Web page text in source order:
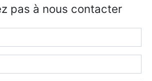
pas à nous contacter